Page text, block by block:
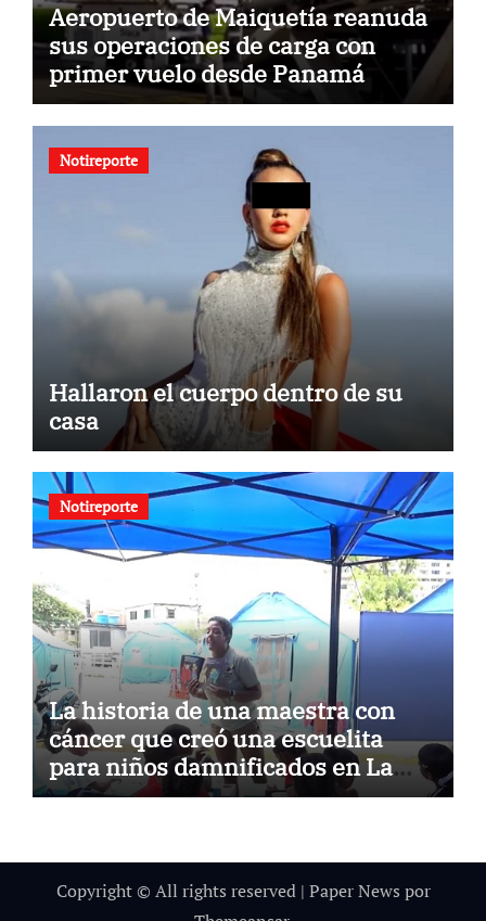
Aeropuerto de Maiquetía reanuda
sus operaciones de carga con
primer vuelo desde Panamá
Notireporte
Hallaron el cuerpo dentro de su
casa
Notireporte
La historia de una maestra con
cáncer que creó una escuelita
para niños damnificados en La
Guaira
Copyright © All rights reserved | Paper News por